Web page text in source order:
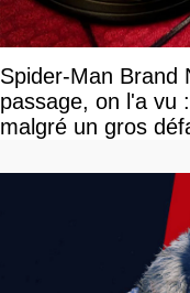
Spider-Man Brand
passage, on l'a vu
malgré un gros